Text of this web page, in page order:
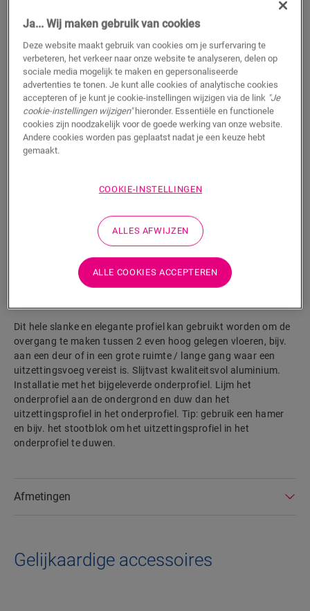
Uitzettingsprofiel - Coffee
LAMINAAT ACCESSOIRES UITZETTINGSPROFIEL SFEXPCOFF
Mooie afwerking
Voor je laminaatvloer
ZOEKEN
Dit hele slanke en elegante profiel kan gebruikt worden om de
overgang te maken tussen 2 even hoog gelegen vloeren, bijv.
aan een deur of in een grote ruimte / lange gang waar een
uitzettingsvoeg vereist is. Slijtvast kwaliteitsvol aluminium.
Installatie met het bijgeleverde onderprofiel. Lijm het
onderprofiel aan de ondergrond en duw dan het
uitzettingsprofiel in het onderprofiel. Tip: gebruik een hamer
en bijv. het stootblok om het uitzettingsprofiel in het
onderprofiel te duwen.
Afmetingen
Gelijkaardige accessoires
Ja... Wij maken gebruik van cookies
Deze website maakt gebruik van cookies om je surfervaring te
verbeteren, het verkeer naar onze website te analyseren, delen op
sociale media mogelijk te maken en gepersonaliseerde
advertenties te tonen. Je kunt alle cookies of analytische cookies
accepteren of je kunt je cookie-instellingen wijzigen via de link "Je
cookie-instellingen wijzigen"hieronder. Essentiële en functionele
cookies zijn noodzakelijk voor de goede werking van onze website.
Andere cookies worden pas geplaatst nadat je een keuze hebt
gemaakt.
COOKIE-INSTELLINGEN
ALLES AFWIJZEN
ALLE COOKIES ACCEPTEREN